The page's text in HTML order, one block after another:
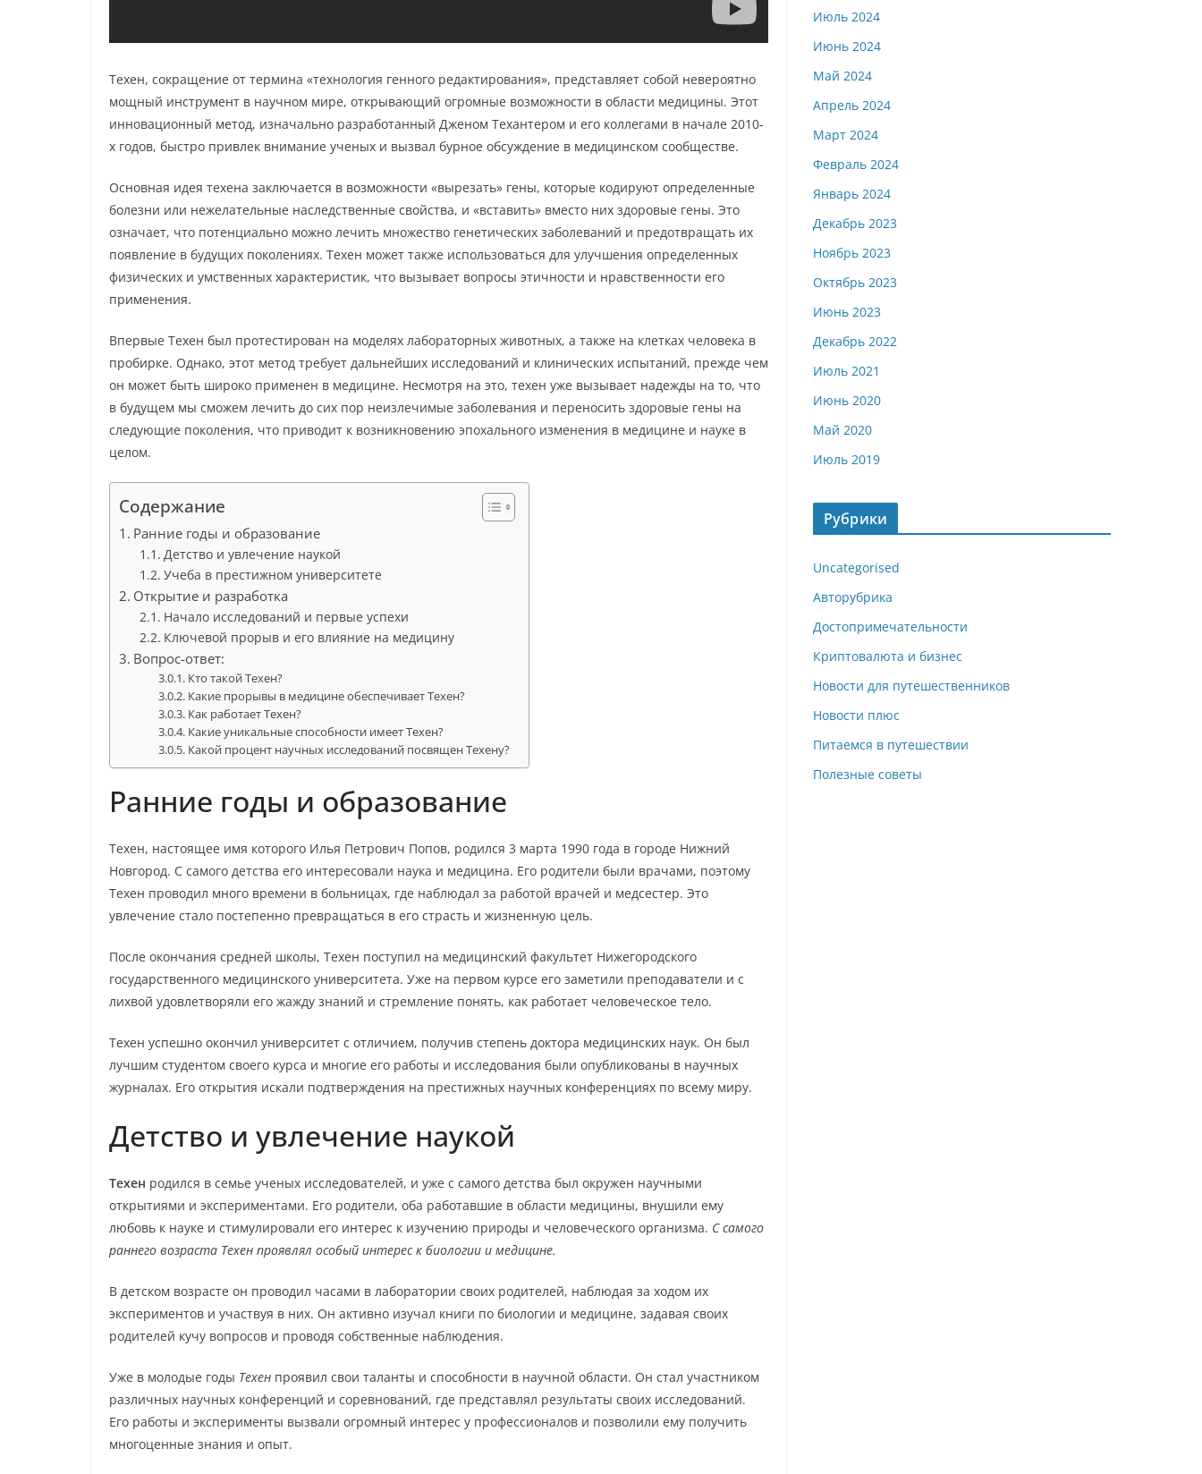
Техен, сокращение от термина «технология генного редактирования», представляет собой невероятно
мощный инструмент в научном мире, открывающий огромные возможности в области медицины. Этот
инновационный метод, изначально разработанный Дженом Техантером и его коллегами в начале 2010-
х годов, быстро привлек внимание ученых и вызвал бурное обсуждение в медицинском сообществе.
Основная идея техена заключается в возможности «вырезать» гены, которые кодируют определенные
болезни или нежелательные наследственные свойства, и «вставить» вместо них здоровые гены. Это
означает, что потенциально можно лечить множество генетических заболеваний и предотвращать их
появление в будущих поколениях. Техен может также использоваться для улучшения определенных
физических и умственных характеристик, что вызывает вопросы этичности и нравственности его
применения.
Впервые Техен был протестирован на моделях лабораторных животных, а также на клетках человека в
пробирке. Однако, этот метод требует дальнейших исследований и клинических испытаний, прежде чем
он может быть широко применен в медицине. Несмотря на это, техен уже вызывает надежды на то, что
в будущем мы сможем лечить до сих пор неизлечимые заболевания и переносить здоровые гены на
следующие поколения, что приводит к возникновению эпохального изменения в медицине и науке в
целом.
Содержание
Ранние годы и образование
Детство и увлечение наукой
Учеба в престижном университете
Открытие и разработка
Начало исследований и первые успехи
Ключевой прорыв и его влияние на медицину
Вопрос-ответ:
Кто такой Техен?
Какие прорывы в медицине обеспечивает Техен?
Как работает Техен?
Какие уникальные способности имеет Техен?
Какой процент научных исследований посвящен Техену?
Ранние годы и образование
Техен, настоящее имя которого Илья Петрович Попов, родился 3 марта 1990 года в городе Нижний
Новгород. С самого детства его интересовали наука и медицина. Его родители были врачами, поэтому
Техен проводил много времени в больницах, где наблюдал за работой врачей и медсестер. Это
увлечение стало постепенно превращаться в его страсть и жизненную цель.
После окончания средней школы, Техен поступил на медицинский факультет Нижегородского
государственного медицинского университета. Уже на первом курсе его заметили преподаватели и с
лихвой удовлетворяли его жажду знаний и стремление понять, как работает человеческое тело.
Техен успешно окончил университет с отличием, получив степень доктора медицинских наук. Он был
лучшим студентом своего курса и многие его работы и исследования были опубликованы в научных
журналах. Его открытия искали подтверждения на престижных научных конференциях по всему миру.
Детство и увлечение наукой
Техен родился в семье ученых исследователей, и уже с самого детства был окружен научными
открытиями и экспериментами. Его родители, оба работавшие в области медицины, внушили ему
любовь к науке и стимулировали его интерес к изучению природы и человеческого организма. С самого
раннего возраста Техен проявлял особый интерес к биологии и медицине.
В детском возрасте он проводил часами в лаборатории своих родителей, наблюдая за ходом их
экспериментов и участвуя в них. Он активно изучал книги по биологии и медицине, задавая своих
родителей кучу вопросов и проводя собственные наблюдения.
Уже в молодые годы Техен проявил свои таланты и способности в научной области. Он стал участником
различных научных конференций и соревнований, где представлял результаты своих исследований.
Его работы и эксперименты вызвали огромный интерес у профессионалов и позволили ему получить
многоценные знания и опыт.
Июль 2024
Июнь 2024
Май 2024
Апрель 2024
Март 2024
Февраль 2024
Январь 2024
Декабрь 2023
Ноябрь 2023
Октябрь 2023
Июнь 2023
Декабрь 2022
Июль 2021
Июнь 2020
Май 2020
Июль 2019
Рубрики
Uncategorised
Авторубрика
Достопримечательности
Криптовалюта и бизнес
Новости для путешественников
Новости плюс
Питаемся в путешествии
Полезные советы